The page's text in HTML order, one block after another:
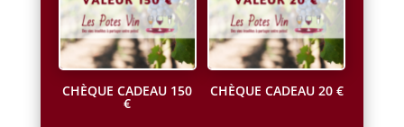
CHÈQUE CADEAU 150
€
CHÈQUE CADEAU 20 €